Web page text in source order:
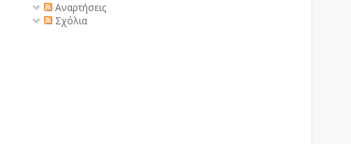
Αναρτήσεις
Σχόλια